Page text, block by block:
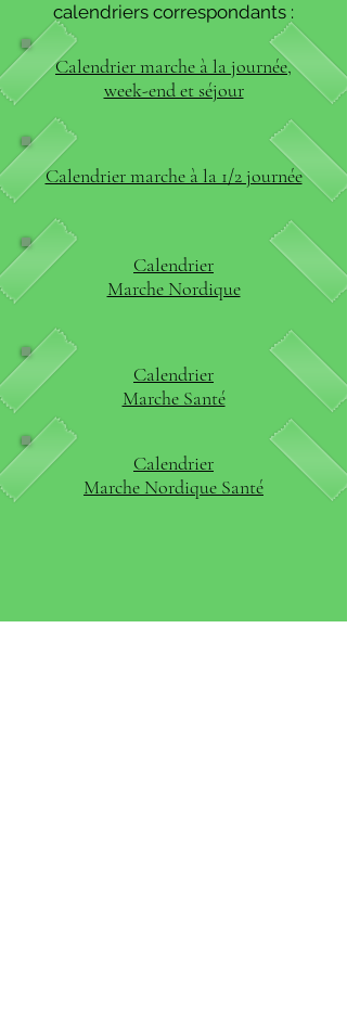
calendriers correspondants :​
Calendrier marche à la journée,
week-end et séjour
Calendrier marche à la 1/2 journée
Calendrier
Marche Nordique
Calendrier
Marche Santé
Calendrier
Marche Nordique Santé